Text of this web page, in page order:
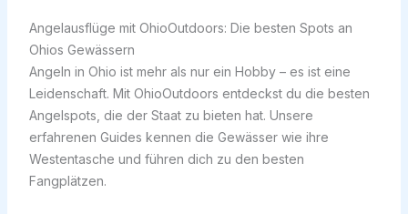
Angelausflüge mit OhioOutdoors: Die besten Spots an
Ohios Gewässern
Angeln in Ohio ist mehr als nur ein Hobby – es ist eine
Leidenschaft. Mit OhioOutdoors entdeckst du die besten
Angelspots, die der Staat zu bieten hat. Unsere
erfahrenen Guides kennen die Gewässer wie ihre
Westentasche und führen dich zu den besten
Fangplätzen.